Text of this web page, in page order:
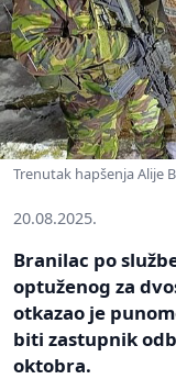
Trenutak hapšenja Alije
20.08.2025.
Branilac po
optuženog za
otkazao je
biti zastupnik
oktobra.